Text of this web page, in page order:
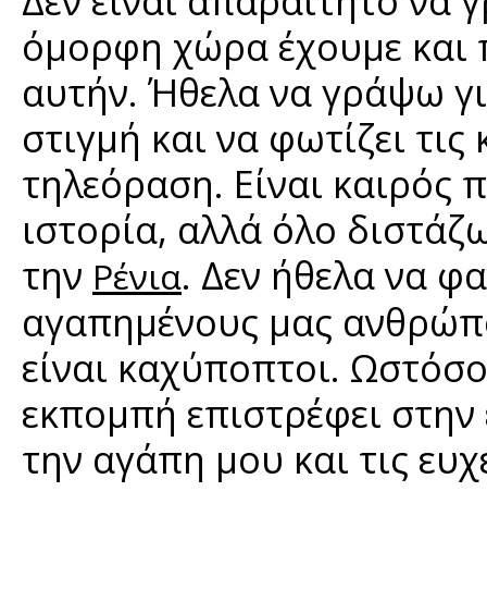
όμορφη χώρα έχουμε και
αυτήν. Ήθελα να γράψω
στιγμή και να φωτίζει
τηλεόραση. Είναι
ιστορία, αλλά όλο
την Ρένια. Δεν ήθελα να
αγαπημένους μας
είναι καχύποπτοι.
εκπομπή επιστρέφει
την αγάπη μου και τις